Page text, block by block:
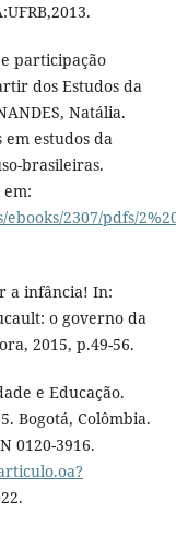
participação
dos Estudos da
Natália.
em estudos da
brasileiras.
em:
2307/pdfs/
a infância! In:
o governo da
2015, p.49-56.
e Educação.
Bogotá, Colômbia.
0120-3916.